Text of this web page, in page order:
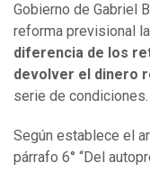
Gobierno de Gabriel
reforma previsional
diferencia de los
devolver el dinero
serie de condiciones.
Según establece el
párrafo 6° “Del